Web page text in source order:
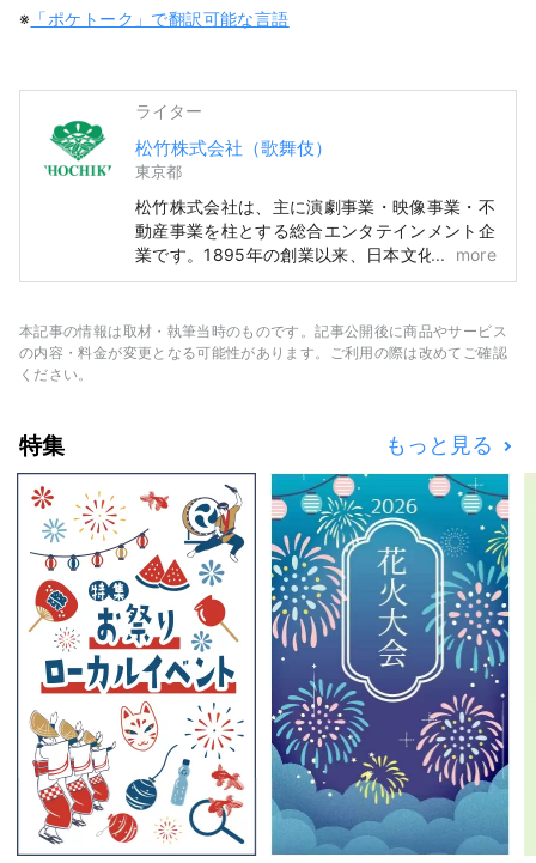
※ 「ポケトーク」で翻訳可能な言語
ライター
松竹株式会社（歌舞伎）
東京都
松竹株式会社は、主に演劇事業・映像事業・不
動産事業を柱とする総合エンタテインメント企
業です。1895年の創業以来、日本文化の伝統
を継承・発展させ、世界文化に貢献してまいり
伎に深く関わり、民間企業として唯一、その製
作と興行を担っています。 歌舞伎座・新橋演
more
本記事の情報は取材・執筆当時のものです。記事公開後に商品やサービス
の内容・料金が変更となる可能性があります。ご利用の際は改めてご確認
ください。
特集 もっと見る